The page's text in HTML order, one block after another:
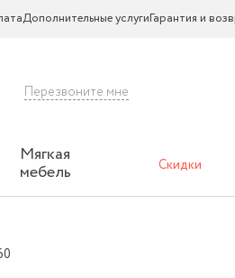
Дополнительные услугиГарантия и
Перезвоните мне
Мягкая
мебель Скидки